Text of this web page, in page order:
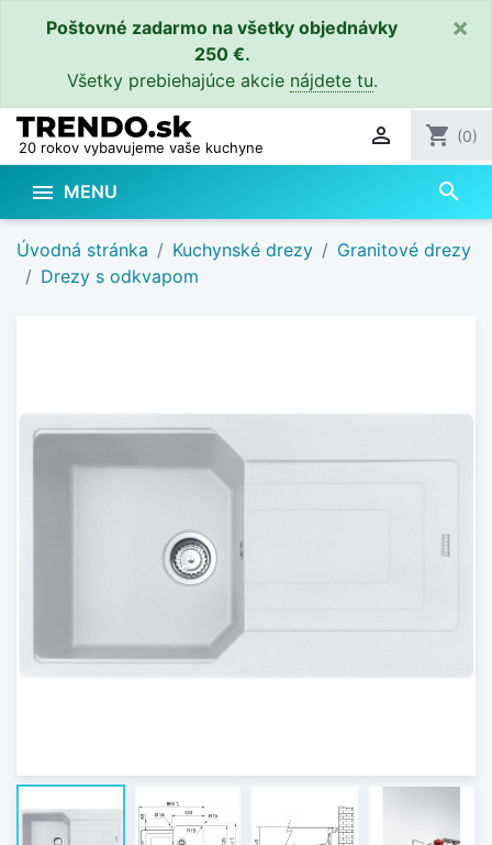
Poštovné zadarmo na všetky objednávky
250 €.
Všetky prebiehajúce akcie nájdete tu.
×
20 rokov vybavujeme vaše kuchyne  shopping_cart (0)
 MENU search
Úvodná stránka Kuchynské drezy
Granitové drezy
Drezy s odkvapom